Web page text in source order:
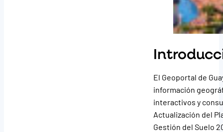
El Geoportal de
información
interactivos y
Actualización del
Gestión del Suelo